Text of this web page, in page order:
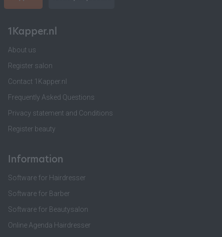
1Kapper.nl
About us
Register salon
Contact 1Kapper.nl
Frequently Asked Questions
Privacy statement and Conditions
Register beauty
Information
Software for Hairdresser
Software for Barber
Software for Beautysalon
Online Agenda Hairdresser